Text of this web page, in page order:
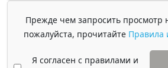
Прежде чем запросить просмотр
пожалуйста, прочитайте Правила
Я согласен с правилами и